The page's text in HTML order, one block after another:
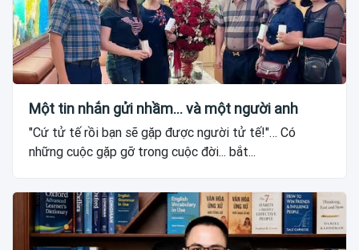
Một tin nhắn gửi nhầm... và một người anh
"Cứ tử tế rồi bạn sẽ gặp được người tử tế!"… Có
những cuộc gặp gỡ trong cuộc đời... bắt...